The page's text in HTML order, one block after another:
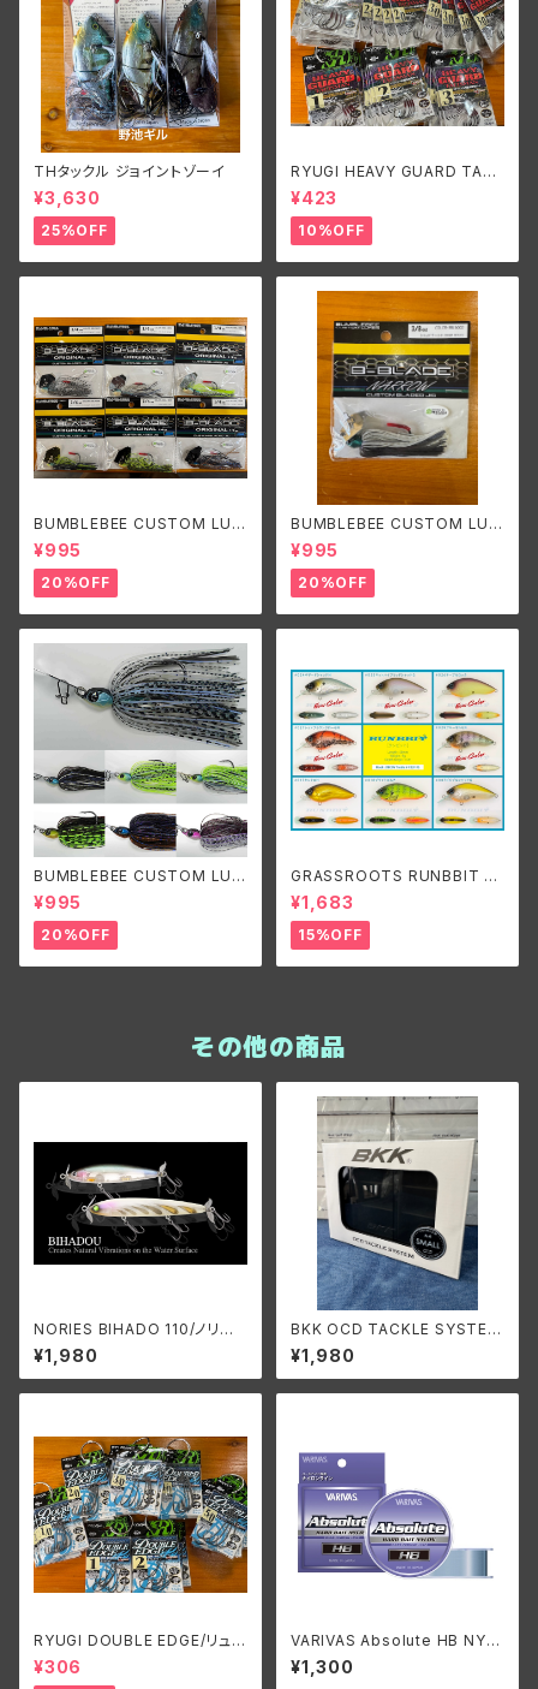
THタックル ジョイントゾーイ
¥3,630
25%OFF
RYUGI HEAVY GUARD TALI
SMAN/リューギ ヘビーガードタ
リズマン
¥423
10%OFF
BUMBLEBEE CUSTOM LUR
ES B-BLADE ORIGINAL 1/4
oz/バンブルビーカスタムルアー
ズ ビーブレードオリジナル1/4o
z
¥995
20%OFF
BUMBLEBEE CUSTOM LUR
ES B-BLADE NARROW 3/8o
z バンブルビーカスタムルアーズ
ビーブレードナロー 3/8oz
¥995
20%OFF
BUMBLEBEE CUSTOM LUR
ES B-BLADE ORIGINAL 3/8
oz/ バンブルビーカスタムルア
ーズ ビーブレードオリジナル3/
8oz
¥995
20%OFF
GRASSROOTS RUNBBIT S
R/グラスルーツ ランビットSR
¥1,683
15%OFF
その他の商品
NORIES BIHADO 110/ノリー
ズ ビハドウ 110
¥1,980
BKK OCD TACKLE SYSTEM
SMALL/タックルシステム スモ
ール
¥1,980
RYUGI DOUBLE EDGE/リュー
ギ ダブルエッジ
¥306
VARIVAS Absolute HB NYL
ON 14~20lb./バリバス アブソ
リュート HBナイロン 14~20lb.
¥1,300